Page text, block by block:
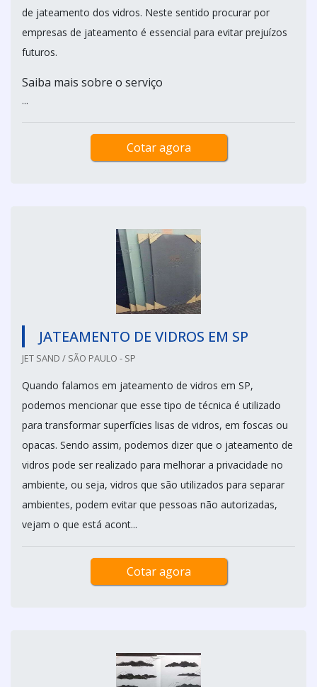
de jateamento dos vidros. Neste sentido procurar por
empresas de jateamento é essencial para evitar prejuízos
futuros.
Saiba mais sobre o serviço
...
Cotar agora
JATEAMENTO DE VIDROS EM SP
JET SAND / SÃO PAULO - SP
Quando falamos em jateamento de vidros em SP,
podemos mencionar que esse tipo de técnica é utilizado
para transformar superfícies lisas de vidros, em foscas ou
opacas. Sendo assim, podemos dizer que o jateamento de
vidros pode ser realizado para melhorar a privacidade no
ambiente, ou seja, vidros que são utilizados para separar
ambientes, podem evitar que pessoas não autorizadas,
vejam o que está acont...
Cotar agora